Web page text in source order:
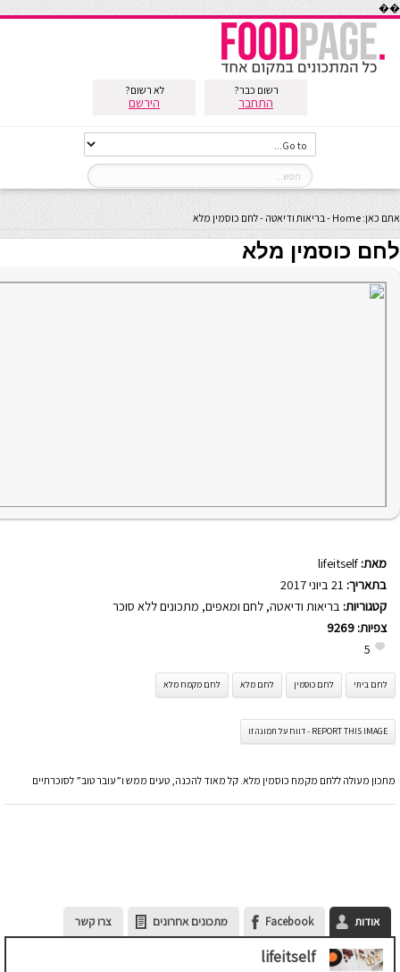
��
רשום כבר?
התחבר
לא רשום?
הירשם
אתם כאן: Home
-בריאות ודיאטה -לחם כוסמין מלא
לחם כוסמין מלא
מאת: lifeitself
בתאריך:
קטגוריות: בריאות ודיאטה, לחם ומאפים, מתכונים ללא סוכר
צפיות: 9269
5
לחם ביתי לחם כוסמין לחם מלא לחם מקמח מלא
REPORT THIS IMAGE - דווח על תמונה זו
מתכון מעולה ללחם מקמח כוסמין מלא. קל מאוד להכנה, טעים ממש ו”עובר טוב” לסוכרתיים
אודות Facebook מתכונים אחרונים צרו קשר
lifeitself